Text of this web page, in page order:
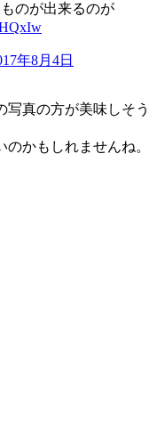
のが出来るのが
年8月4日
写真の方が美味しそう
かもしれませんね。